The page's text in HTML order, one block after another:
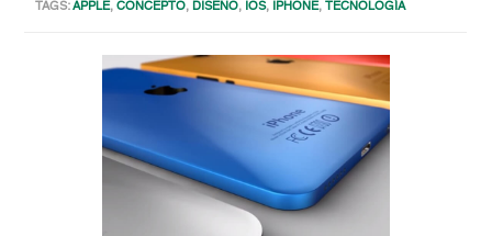
TAGS:APPLE,CONCEPTO,DISEÑO, IOS, IPHONE, TECNOLOGÍA